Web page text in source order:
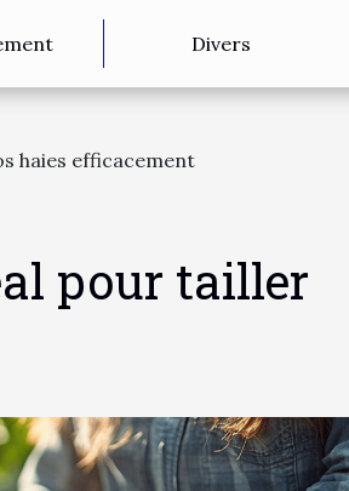
Divers
haies efficacement
pour tailler